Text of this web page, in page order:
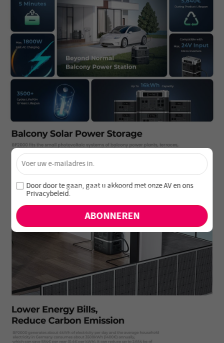
Ontgrendel 4% Korting – Schrijf je nu in!
Word lid van onze nieuwsbrief en mis nooit speciale
aanbiedingen en nieuwe producten!
×
Door door te gaan, gaat u akkoord met onzeAV enons
Privacybeleid.